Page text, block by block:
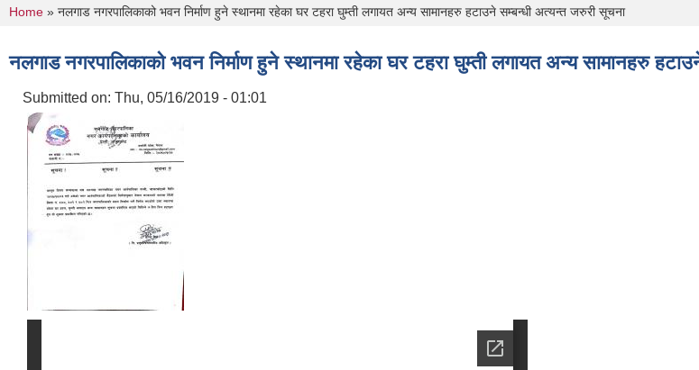
You are here
Home » नलगाड नगरपालिकाको भवन निर्माण हुने स्थानमा रहेका घर टहरा घुम्ती लगायत अन्य सामानहरु हटाउने सम्बन्धी अत्यन्त जरुरी सूचना
नलगाड नगरपालिकाको भवन निर्माण हुने स्थानमा रहेका घर टहरा घुम्ती लगायत अन्य सामानहरु
Submitted on: Thu, 05/16/2019 - 01:01